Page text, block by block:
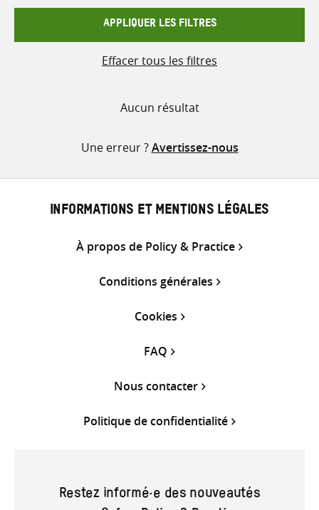
APPLIQUER LES FILTRES
Effacer tous les filtres
Aucun résultat
Une erreur ?Avertissez-nous
INFORMATIONS ET MENTIONS LÉGALES
À propos de Policy & Practice
Conditions générales
Cookies
FAQ
Nous contacter
Politique de confidentialité
Restez informé·e des nouveautés